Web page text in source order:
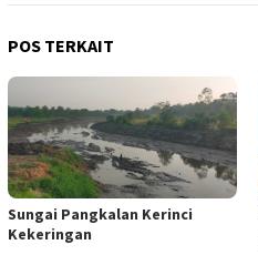
POS TERKAIT
Sungai Pangkalan Kerinci
Kekeringan